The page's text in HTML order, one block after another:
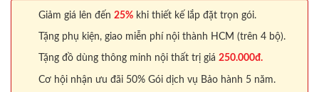
Giảm giá lên đến 25% khi thiết kế lắp đặt trọn gói.
Tặng phụ kiện, giao miễn phí nội thành HCM (trên 4 bộ).
Tặng đồ dùng thông minh nội thất trị giá 250.000đ.
Cơ hội nhận ưu đãi 50% Gói dịch vụ Bảo hành 5 năm.